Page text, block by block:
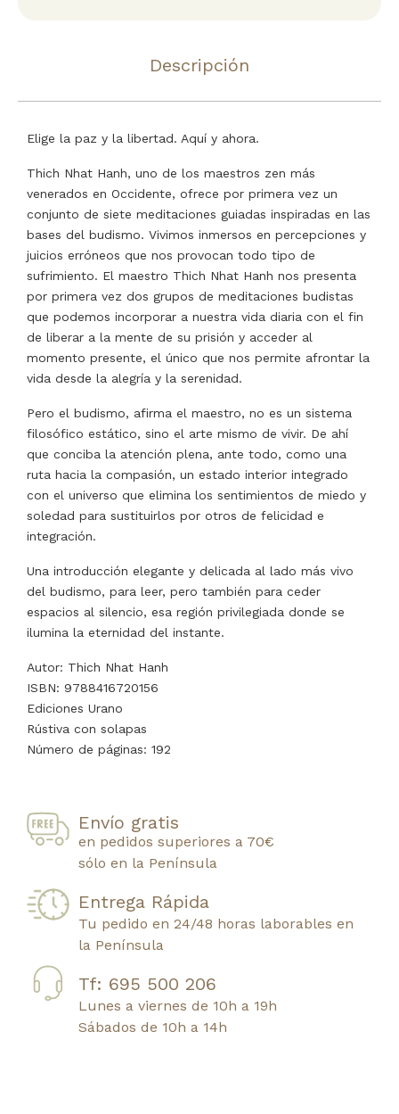
Descripción
Elige la paz y la libertad. Aquí y ahora.
Thich Nhat Hanh, uno de los maestros zen más
venerados en Occidente, ofrece por primera vez un
conjunto de siete meditaciones guiadas inspiradas en las
bases del budismo. Vivimos inmersos en percepciones y
juicios erróneos que nos provocan todo tipo de
sufrimiento. El maestro Thich Nhat Hanh nos presenta
por primera vez dos grupos de meditaciones budistas
que podemos incorporar a nuestra vida diaria con el fin
de liberar a la mente de su prisión y acceder al
momento presente, el único que nos permite afrontar la
vida desde la alegría y la serenidad.
Pero el budismo, afirma el maestro, no es un sistema
filosófico estático, sino el arte mismo de vivir. De ahí
que conciba la atención plena, ante todo, como una
ruta hacia la compasión, un estado interior integrado
con el universo que elimina los sentimientos de miedo y
soledad para sustituirlos por otros de felicidad e
integración.
Una introducción elegante y delicada al lado más vivo
del budismo, para leer, pero también para ceder
espacios al silencio, esa región privilegiada donde se
ilumina la eternidad del instante.
Autor: Thich Nhat Hanh
ISBN: 9788416720156
Ediciones Urano
Rústiva con solapas
Número de páginas: 192
Envío gratis
en pedidos superiores a 70€
sólo en la Península
Entrega Rápida
Tu pedido en 24/48 horas laborables en
la Península
Tf: 695 500 206
Lunes a viernes de 10h a 19h
Sábados de 10h a 14h